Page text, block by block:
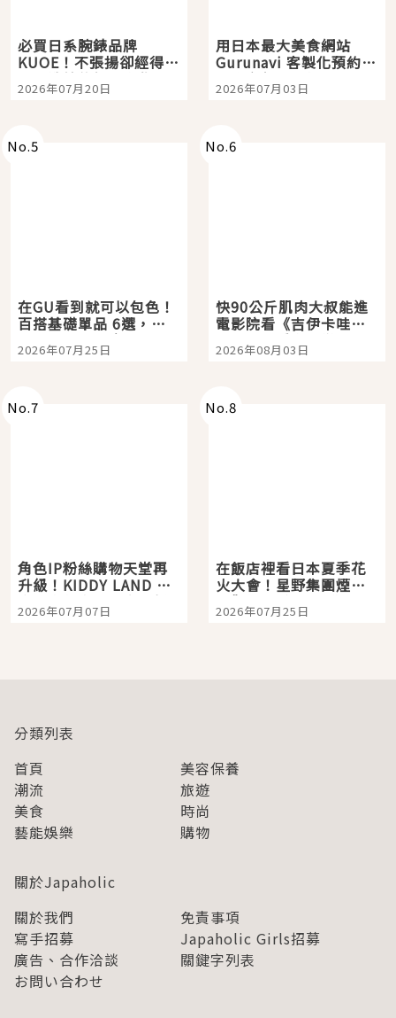
必買日系腕錶品牌
KUOE！不張揚卻經得起
時間洗鍊的經典之作五
選
2026年07月20日
用日本最大美食網站
Gurunavi 客製化預約九
大都市餐廳，打造專屬
美食體驗！
2026年07月03日
No.5
在GU看到就可以包色！
百搭基礎單品 6選，閉
眼全收也不心疼
2026年07月25日
No.6
快90公斤肌肉大叔能進
電影院看《吉伊卡哇》
嗎？日本重金屬樂團
「打首」會長與nagano
2026年08月03日
No.7
角色IP粉絲購物天堂再
升級！KIDDY LAND 原
宿店吉伊卡哇迎客，新
開幕 OMOKADO 店3分
2026年07月07日
No.8
在飯店裡看日本夏季花
火大會！星野集團煙火
景觀飯店6選，讓你不用
人擠人悠閒欣賞
2026年07月25日
分類列表
首頁
美容保養
潮流
旅遊
美食
時尚
藝能娛樂
購物
關於Japaholic
關於我們
免責事項
寫手招募
Japaholic Girls招募
廣告、合作洽談
關鍵字列表
お問い合わせ